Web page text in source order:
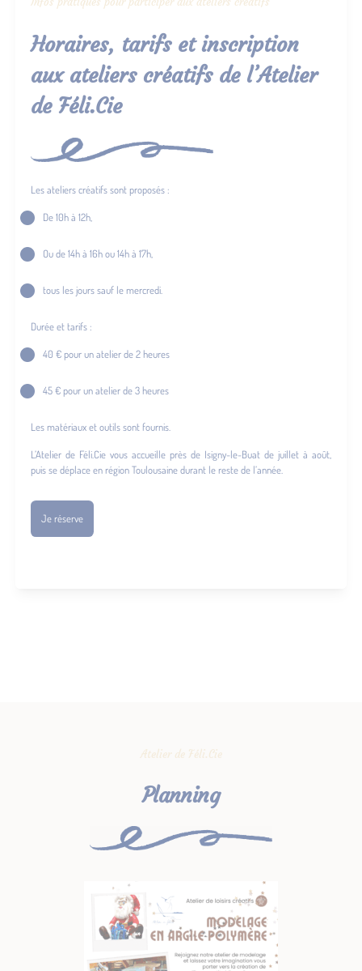
Horaires, tarifs et inscription
aux ateliers créatifs de l’Atelier
de Féli.Cie
Les ateliers créatifs sont proposés :
De 10h à 12h,
Ou de 14h à 16h ou 14h à 17h,
tous les jours sauf le mercredi.
Durée et tarifs :
40 € pour un atelier de 2 heures
45 € pour un atelier de 3 heures
Les matériaux et outils sont fournis.
L’Atelier de Féli.Cie vous accueille près de Isigny-le-Buat de juillet à août,
puis se déplace en région Toulousaine durant le reste de l’année.
Je réserve
Atelier de Féli.Cie
Planning